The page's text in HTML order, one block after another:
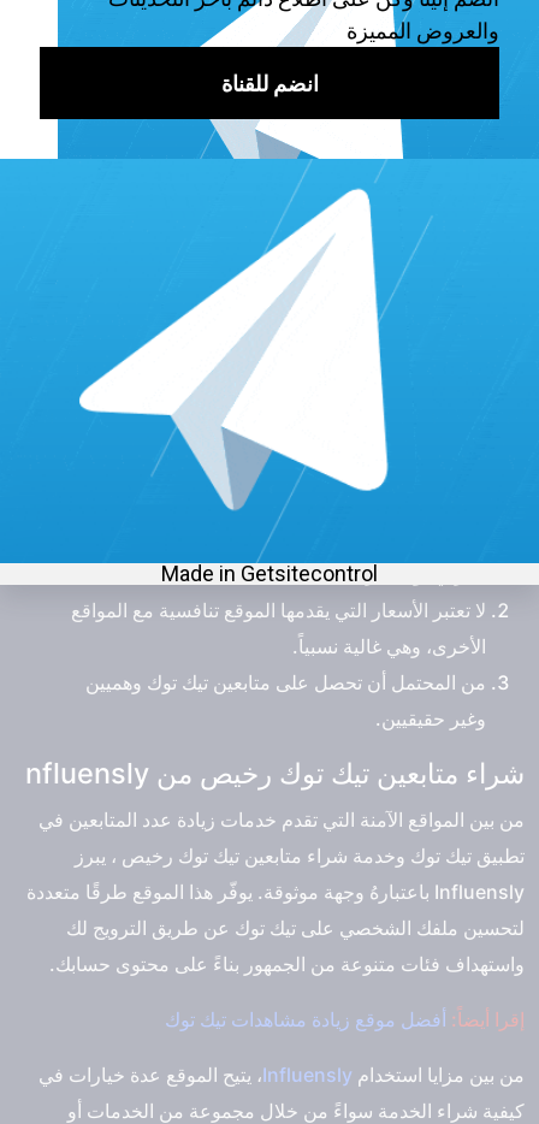
متابعين تيك توك رخيص وآمن وبسيط التي يوفرها. تقدم سياسات
الشراء الآمنة والمضمونة، ويتم توصيل المتابعين بشكل طبيعي
وحقيقي وتفاعلي في حسابك. وفي حالة حدوث انخفاض في عدد
المتابعين المشترين، يمكنك التواصل معهم.
ميّزة إضافية لـ social packages هي أنّهُ لا يتطلب كلمة المرور
الخاصة بحسابك، مما يعزز سلامة حسابك. ومن الجدير بالذكر أنه
يتم تسليم المتابعين بجودة عالية في غضون ساعة أو ساعتين
فقط. تتم عملية شراء متابعين تيك توك رخيص بسهولة من خلال
واجهة المستخدم البسيطة والسهلة التي يوفرها الموقع، كما يتم
تقديم خيارات دفع متنوعة، إلى أنّ هناك بعض السلبيات:
سلبيات موقع social packages
لا يقدم الموقع شراء متابعين تيك توك رخيص للسوق
العربي، وتقتصر الخدمة على الأجانب.
لا تعتبر الأسعار التي يقدمها الموقع تنافسية مع المواقع
الأخرى، وهي غالية نسبياً.
من المحتمل أن تحصل على متابعين تيك توك وهميين
وغير حقيقيين.
شراء متابعين تيك توك رخيص من nfluensly
من بين المواقع الآمنة التي تقدم خدمات زيادة عدد المتابعين في
تطبيق تيك توك وخدمة شراء متابعين تيك توك رخيص ، يبرز
Influensly باعتبارهُ وجهة موثوقة. يوفّر هذا الموقع طرقًا متعددة
لتحسين ملفك الشخصي على تيك توك عن طريق الترويج لك
واستهداف فئات متنوعة من الجمهور بناءً على محتوى حسابك.
إقرا أيضاً: أفضل موقع زيادة مشاهدات تيك توك
من بين مزايا استخدام Influensly، يتيح الموقع عدة خيارات في
كيفية شراء الخدمة سواءً من خلال مجموعة من الخدمات أو